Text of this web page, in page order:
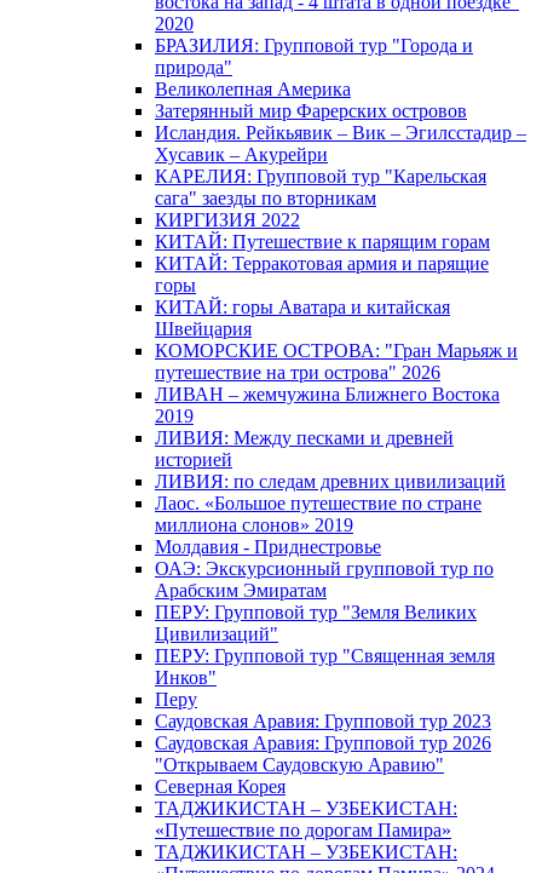
2020
БРАЗИЛИЯ: Групповой тур "Города и
природа"
Великолепная Америка
Затерянный мир Фарерских островов
Исландия. Рейкьявик – Вик – Эгилсстадир –
Хусавик – Акурейри
КАРЕЛИЯ: Групповой тур "Карельская
сага" заезды по вторникам
КИРГИЗИЯ 2022
КИТАЙ: Путешествие к парящим горам
КИТАЙ: Терракотовая армия и парящие
горы
КИТАЙ: горы Аватара и китайская
Швейцария
КОМОРСКИЕ ОСТРОВА: "Гран Марьяж и
путешествие на три острова" 2026
ЛИВАН – жемчужина Ближнего Востока
2019
ЛИВИЯ: Между песками и древней
историей
ЛИВИЯ: по следам древних цивилизаций
Лаос. «Большое путешествие по стране
миллиона слонов» 2019
Молдавия - Приднестровье
ОАЭ: Экскурсионный групповой тур по
Арабским Эмиратам
ПЕРУ: Групповой тур "Земля Великих
Цивилизаций"
ПЕРУ: Групповой тур "Священная земля
Инков"
Перу
Саудовская Аравия: Групповой тур 2023
Саудовская Аравия: Групповой тур 2026
"Открываем Саудовскую Аравию"
Северная Корея
ТАДЖИКИСТАН – УЗБЕКИСТАН:
«Путешествие по дорогам Памира»
ТАДЖИКИСТАН – УЗБЕКИСТАН: